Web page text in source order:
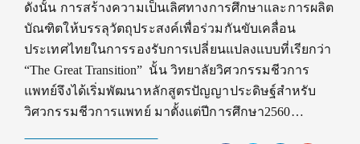
ดังนั้น การสร้างความเป็นเลิศทางการศึกษาและการผลิต
บัณฑิตให้บรรลุวัตถุประสงค์เพื่อร่วมกันขับเคลื่อน
ประเทศไทยในการรองรับการเปลี่ยนแปลงแบบที่เรียกว่า
“The Great Transition” นั้น วิทยาลัยวิศวกรรมชีวการ
แพทย์จึงได้เริ่มพัฒนาหลักสูตรปัญญาประดิษฐ์สำหรับ
วิศวกรรมชีวการแพทย์ มาตั้งแต่ปีการศึกษา2560…